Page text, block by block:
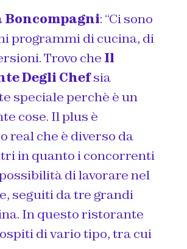
Boncompagni: “Ci sono
programmi di cucina, di
Trovo che Il
Degli Chefsia
speciale perchè è un
cose. Il plus è
real che è diverso da
in quanto i concorrenti
di lavorare nel
seguiti da tre grandi
In questo ristorante
di vario tipo, tra cui